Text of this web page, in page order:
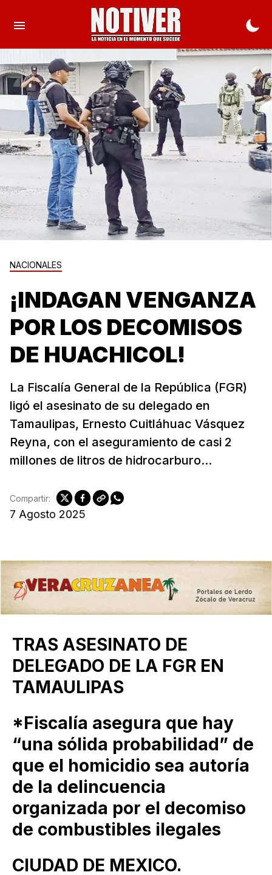
NACIONALES
¡INDAGAN VENGANZA
POR LOS DECOMISOS
DE HUACHICOL!
La Fiscalía General de la República (FGR)
ligó el asesinato de su delegado en
Tamaulipas, Ernesto Cuitláhuac Vásquez
Reyna, con el aseguramiento de casi 2
millones de litros de hidrocarburo...
7 Agosto 2025
Compartir:
TRAS ASESINATO DE
DELEGADO DE LA FGR EN
TAMAULIPAS
*Fiscalía asegura que hay
“una sólida probabilidad” de
que el homicidio sea autoría
de la delincuencia
organizada por el decomiso
de combustibles ilegales
CIUDAD DE MEXICO.